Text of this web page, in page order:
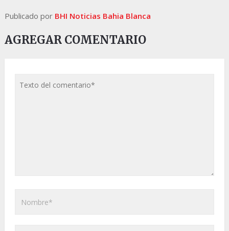
Publicado por BHI Noticias Bahia Blanca
AGREGAR COMENTARIO